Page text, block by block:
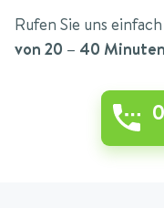
Rufen Sie uns
von 20 – 40 Minuten